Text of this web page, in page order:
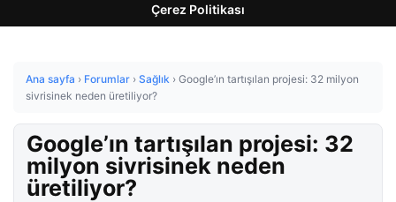
Çerez Politikası
Ana sayfa › Forumlar › Sağlık › Google’ın tartışılan projesi: 32 milyon
sivrisinek neden üretiliyor?
Google’ın tartışılan projesi: 32
milyon sivrisinek neden
üretiliyor?